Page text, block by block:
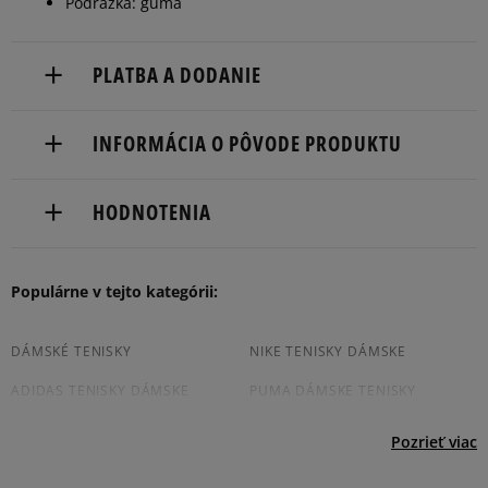
PLATBA A DODANIE
Dostupné spôsoby doručenia:
boxy: Z-BOX),
slovenská pošta - na adresu,
Dostupné spôsoby platby:
prevod,
INFORMÁCIA O PÔVODE PRODUKTU
Colosseum 1
europe@converse.com
HODNOTENIA
Produkt nemá žiadne recenzie
Populárne v tejto kategórii:
DÁMSKÉ TENISKY NIKE TENISKY DÁMSKE
ADIDAS TENISKY DÁMSKE PUMA DÁMSKE TENISKY
Pozrieť viac